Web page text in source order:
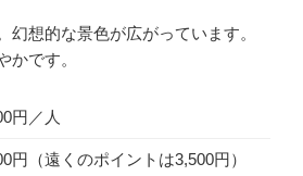
幻想的な景色が広がっています。
かです。
円／人
円（遠くのポイントは3,500円）